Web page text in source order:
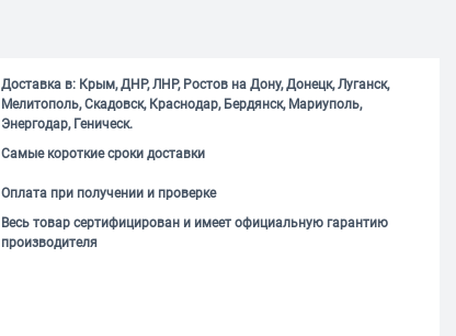
Доставка в: Крым, ДНР, ЛНР, Ростов на Дону, Донецк, Луганск,
Мелитополь, Скадовск, Краснодар, Бердянск, Мариуполь,
Энергодар, Геническ.
Самые короткие сроки доставки
Оплата при получении и проверке
Весь товар сертифицирован и имеет официальную гарантию
производителя